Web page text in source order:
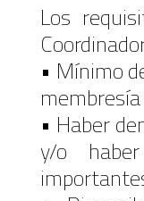
Los
• Mínimo
membresía
• Haber
y/o